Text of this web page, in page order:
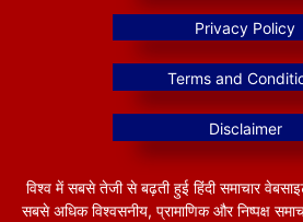
विश्व में सबसे तेजी से बढ़ती हुई हिंदी समाचार
सबसे अधिक विश्वसनीय, प्रामाणिक और निष्पक्ष